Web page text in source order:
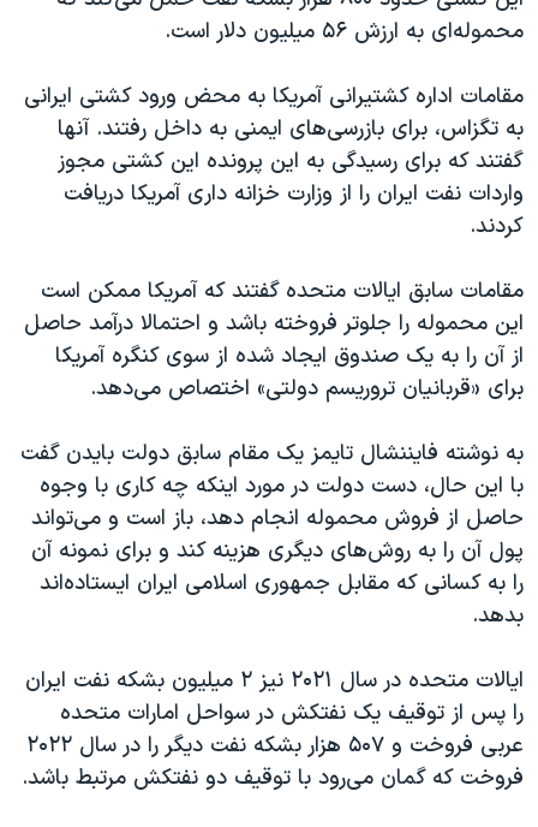
محموله‌ای به ارزش ۵۶ میلیون دلار است.
مقامات اداره کشتیرانی آمریکا به محض ورود کشتی ایرانی
به تگزاس، برای بازرسی‌های ایمنی به داخل رفتند. آنها
گفتند که برای رسیدگی به این پرونده این کشتی مجوز
واردات نفت ایران را از وزارت خزانه داری آمریکا دریافت
کردند.
مقامات سابق ایالات متحده گفتند که آمریکا ممکن است
این محموله را جلوتر فروخته باشد و احتمالا درآمد حاصل
از آن را به یک صندوق ایجاد شده از سوی کنگره آمریکا
برای «قربانیان تروریسم دولتی» اختصاص می‌دهد.
به نوشته فایننشال تایمز یک مقام سابق دولت بایدن گفت
با این حال، دست دولت در مورد اینکه چه کاری با وجوه
حاصل از فروش محموله انجام دهد، باز است و می‌تواند
پول آن را به روش‌های دیگری هزینه کند و برای نمونه آن
را به کسانی که مقابل جمهوری اسلامی ایران ایستاده‌اند
بدهد.
ایالات متحده در سال ۲۰۲۱ نیز ۲ میلیون بشکه نفت ایران
را پس از توقیف یک نفتکش در سواحل امارات متحده
عربی فروخت و ۵۰۷ هزار بشکه نفت دیگر را در سال ۲۰۲۲
فروخت که گمان می‌رود با توقیف دو نفتکش مرتبط باشد.